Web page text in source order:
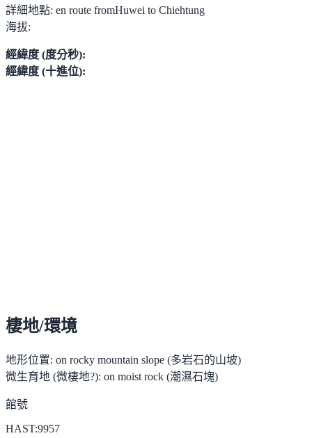
詳細地點: en route fromHuwei to Chiehtung
海拔:
經緯度 (度分秒):
經緯度 (十進位):
棲地/環境
地形位置: on rocky mountain slope (多岩石的山坡)
微生育地 (微棲地?): on moist rock (潮濕石塊)
館號
HAST:9957